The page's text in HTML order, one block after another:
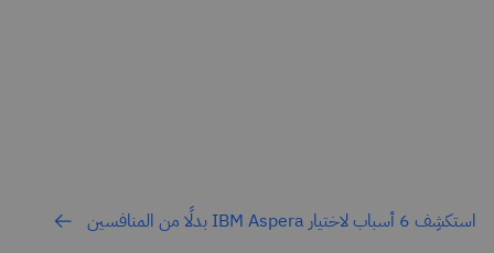
استكشِف 6 أسباب لاختيار IBM Aspera بدلًا من المنافسين